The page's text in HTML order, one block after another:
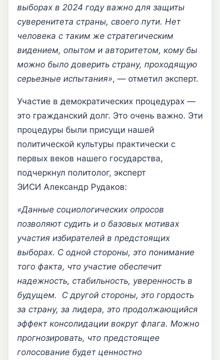
выборах в 2024 году важно для защиты
суверенитета страны, своего пути. Нет
человека с таким же стратегическим
видением, опытом и авторитетом, кому бы
можно было доверить страну, проходящую
серьезные испытания», — отметил эксперт.
Участие в демократических процедурах —
это гражданский долг. Это очень важно. Эти
процедуры были присущи нашей
политической культуры практически с
первых веков нашего государства,
подчеркнул политолог, эксперт
ЭИСИ Александр Рудаков:
«Данные социологических опросов
позволяют судить и о базовых мотивах
участия избирателей в предстоящих
выборах. С одной стороны, это понимание
того факта, что участие обеспечит
надежность, стабильность, уверенность в
будущем. С другой стороны, это гордость
за страну, за лидера, это продолжающийся
эффект консолидации вокруг флага. Можно
прогнозировать, что предстоящее
голосование будет ценностно